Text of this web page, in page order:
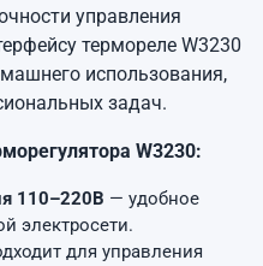
управления
термореле W3230
использования,
задач.
W3230:
110–220В — удобное
электросети.
для управления